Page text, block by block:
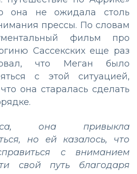
она не ожидала столь
прессы. По словам
фильм про
Сассекских еще раз
что Меган было
с этой ситуацией,
она старалась сделать
она привыкла
но ей казалось, что
с вниманием
свой путь благодаря